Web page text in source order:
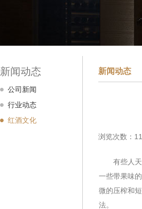
新闻动态
公司新闻
行业动态
红酒文化
新闻动态
浏览次数：
有些人天真
一些带果味
微的压榨和
法。